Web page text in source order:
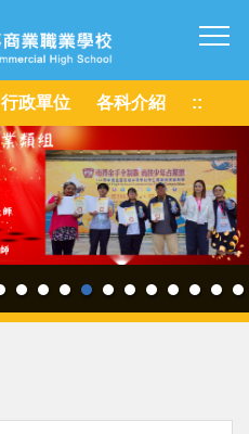
行政單位 各科介紹 ::